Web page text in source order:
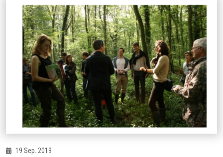
19 Sep. 2019